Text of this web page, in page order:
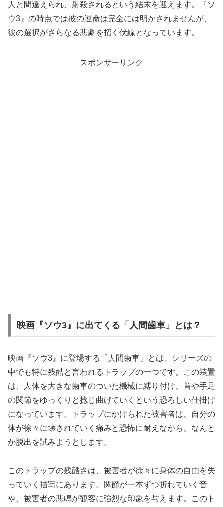
人と間違えられ、射殺されるという結末を迎えます。『ソ
ウ3』の時点では彼の運命は完全には明かされませんが、
彼の選択がさらなる悲劇を招く伏線となっています。
スポンサーリンク
映画『ソウ3』に出てくる「人間歯車」とは？
映画『ソウ3』に登場する「人間歯車」とは、シリーズの
中でも特に残酷と言われるトラップの一つです。この装置
は、人体を大きな歯車のついた機械に縛り付け、首や手足
の関節をゆっくりと捻じ曲げていくという恐ろしい仕掛け
になっています。トラップにかけられた被害者は、自分の
体が徐々に壊されていく痛みと恐怖に耐えながら、なんと
か脱出を試みようとします。
このトラップの残酷さは、被害者が徐々に身体の自由を失
っていく描写にあります。関節が一本ずつ折れていく音
や、被害者の悲鳴が観客に強烈な印象を与えます。このト